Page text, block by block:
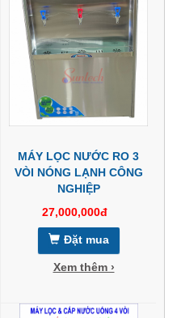
MÁY LỌC NƯỚC RO 3
VÒI NÓNG LẠNH CÔNG
NGHIỆP
27,000,000đ
Đặt mua
Xem thêm ›